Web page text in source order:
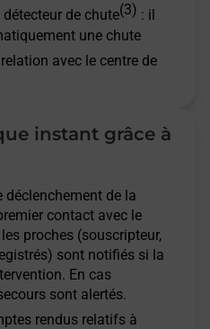
de chute(3) : il
une chute
relation avec le centre de
instant grâce à
déclenchement de la
contact avec le
proches (souscripteur,
sont notifiés si la
En cas
sont alertés.
rendus relatifs à